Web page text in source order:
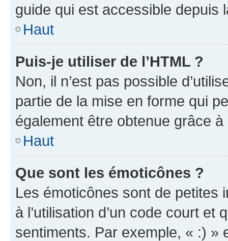
guide qui est accessible depuis
Haut
Puis-je utiliser de l’HTML ?
Non, il n’est pas possible
partie de la mise en forme qui
également être obtenue grâce à
Haut
Que sont les émoticônes ?
Les émoticônes sont de petites
à l’utilisation d’un code court et
sentiments. Par exemple, « :) »